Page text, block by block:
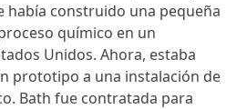
había construido una pequeña
químico en un
Unidos. Ahora, estaba
prototipo a una instalación de
Bath fue contratada para